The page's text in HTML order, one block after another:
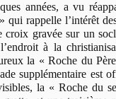
années, a vu
qui rappelle l’intérêt
croix gravée sur un
à la
la « Roche du
supplémentaire est
la « Roche du